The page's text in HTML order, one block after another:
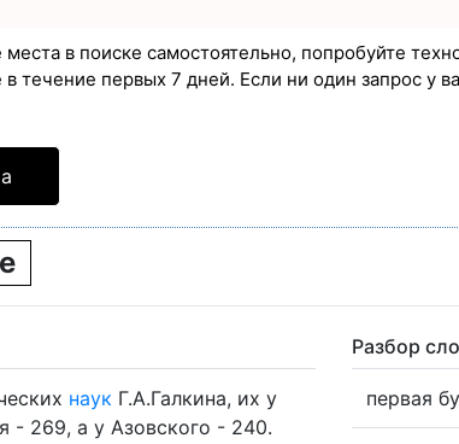
в поиске самостоятельно, попробуйте
течение первых 7 дней. Если ни один запрос у
е
наук Г.А.Галкина, их у
- 269, а у Азовского - 240.
Разбор
первая